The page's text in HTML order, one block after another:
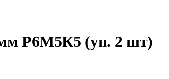
мм Р6М5К5 (уп. 2 шт)